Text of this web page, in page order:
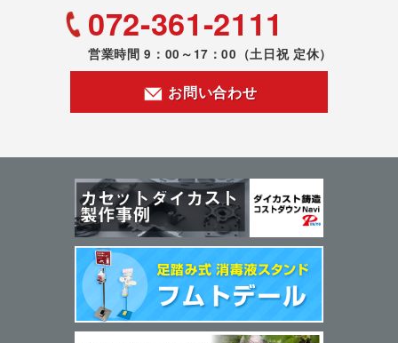
072-361-2111
営業時間 9：00～17：00 （土日祝 定休）
お問い合わせ